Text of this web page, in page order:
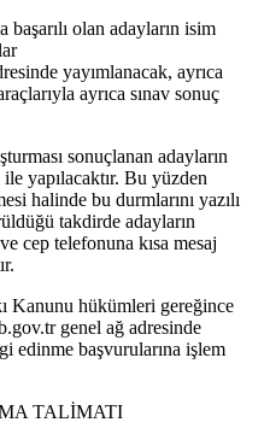
başarılı olan adayların isim
yayımlanacak, ayrıca
ayrıca sınav sonuç
sonuçlanan adayların
yapılacaktır. Bu yüzden
halinde bu durmlarını yazılı
takdirde adayların
cep telefonuna kısa mesaj
Kanunu hükümleri gereğince
genel ağ adresinde
edinme başvurularına işlem
TALİMATI